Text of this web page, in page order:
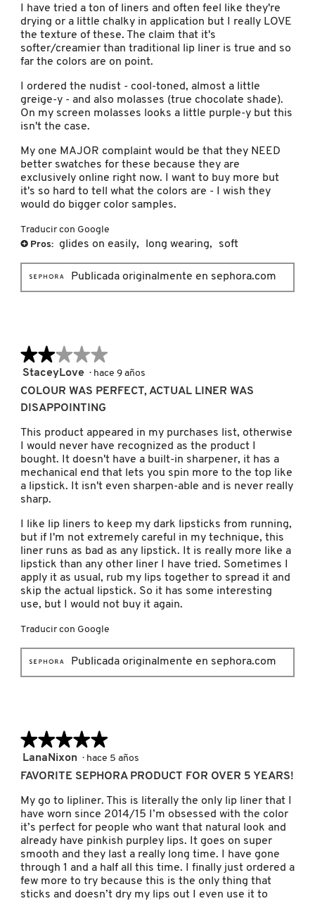
FRESH
GIORGIO ARMANI
GLOSSIER
GLOW RECIPE
GUCCI
HUDA BEAUTY
HUGO BOSS
ICONIC LONDON
ILIA
INNISFREE
ISDIN
JULIETTE HAS A GUN
K18
KAYALI
KÉRASTASE
hay
a
estrellas.
I have tried a ton of liners and often feel like they're
drying or a little chalky in application but I really LOVE
the texture of these. The claim that it's
softer/creamier than traditional lip liner is true and so
far the colors are on point.
I ordered the nudist - cool-toned, almost a little
greige-y - and also molasses (true chocolate shade).
On my screen molasses looks a little purple-y but this
isn't the case.
My one MAJOR complaint would be that they NEED
better swatches for these because they are
exclusively online right now. I want to buy more but
it's so hard to tell what the colors are - I wish they
would do bigger color samples.
Traducir con Google
+ Pros: glides on easily, long wearing, soft
Publicada originalmente en sephora.com
★★★★★
★★★★★
2
de
estrellas.
StaceyLove · hace 9 años
COLOUR WAS PERFECT, ACTUAL LINER WAS
DISAPPOINTING
This product appeared in my purchases list, otherwise
I would never have recognized as the product I
bought. It doesn't have a built-in sharpener, it has a
mechanical end that lets you spin more to the top like
a lipstick. It isn't even sharpen-able and is never really
sharp.
I like lip liners to keep my dark lipsticks from running,
but if I'm not extremely careful in my technique, this
liner runs as bad as any lipstick. It is really more like a
lipstick than any other liner I have tried. Sometimes I
apply it as usual, rub my lips together to spread it and
skip the actual lipstick. So it has some interesting
use, but I would not buy it again.
Traducir con Google
Publicada originalmente en sephora.com
★★★★★
★★★★★
de
estrellas.
LanaNixon · hace 5 años
FAVORITE SEPHORA PRODUCT FOR OVER 5 YEARS!
My go to lipliner. This is literally the only lip liner that I
have worn since 2014/15 I’m obsessed with the color
it’s perfect for people who want that natural look and
already have pinkish purpley lips. It goes on super
smooth and they last a really long time. I have gone
through 1 and a half all this time. I finally just ordered a
few more to try because this is the only thing that
sticks and doesn’t dry my lips out I even use it to